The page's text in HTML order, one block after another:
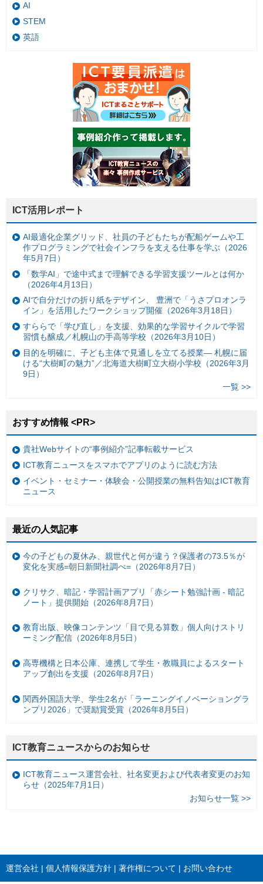
AI
STEM
英語
ICT活用レポート
AI最適化企業グリッド、社員の子どもたちが配船ゲームや工
作プログラミングで社会インフラを支える仕事を学ぶ（2026
年5月7日）
「数学AI」で途中式まで理解できる学習支援ツールとは何か
（2026年4月13日）
AIで自分だけの折り紙をデザイン、 豊洲で「うさプロオンラ
イン」を活用したワークショップ開催（2026年3月18日）
すららで「学び直し」を支援、効果的な学習サイクルで学習
習慣も醸成／札幌山の手高等学校（2026年3月10日）
目的を明確に、子ども主体で見通しを立てる授業— 札幌に届
ける“大樹町の魅力”／北海道大樹町立大樹小学校（2026年3月
9日）
一覧 >>
おすすめ情報 <PR>
貴社Webサイトの“事例紹介”記事転載サービス
ICT教育ニュースをスマホでアプリのように読む方法
イベント・セミナー・体験会・公開授業の無料告知はICT教育
ニュース
最近の人気記事
今の子どもの夏休み、親世代と何が違う？保護者の73.5％が
変化を実感=朝日新聞社調べ=（2026年8月7日）
クリサク、暗記・学習計画アプリ「赤シート勉強計画 - 暗記
ノート」提供開始（2026年8月7日）
教育出版、映像コンテンツ「目で見る算数」個人向けストリ
ーミング配信（2026年8月5日）
高専機構と日本公庫、連携して学生・教職員によるスタート
アップ創出を支援（2026年8月7日）
関西外国語大学、学生2名が「ラーニングイノベーショングラ
ンプリ2026」で奨励賞受賞（2026年8月5日）
ICT教育ニュースからのお知らせ
ICT教育ニュース運営会社、社名変更および代表者変更のお知
らせ（2025年7月1日）
お知らせ一覧 >>
運営会社 個人情報保護方針 著作権について お問い合わせ